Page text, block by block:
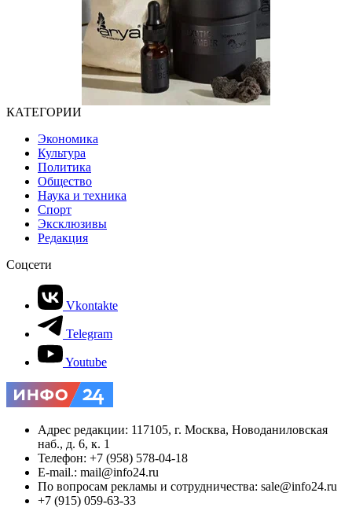
КАТЕГОРИИ
Экономика
Культура
Политика
Общество
Наука и техника
Спорт
Эксклюзивы
Редакция
Соцсети
Vkontakte
Telegram
Youtube
Адрес редакции: 117105, г. Москва, Новоданиловская
наб., д. 6, к. 1
Телефон: +7 (958) 578-04-18
E-mail.: mail@info24.ru
По вопросам рекламы и сотрудничества: sale@info24.ru
+7 (915) 059-63-33